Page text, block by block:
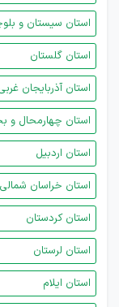
استان سیستان و
استان گلستان
استان آذربایجان
استان چهارمحال و
استان اردبیل
استان خراسان شمالی
استان کردستان
استان لرستان
استان ایلام